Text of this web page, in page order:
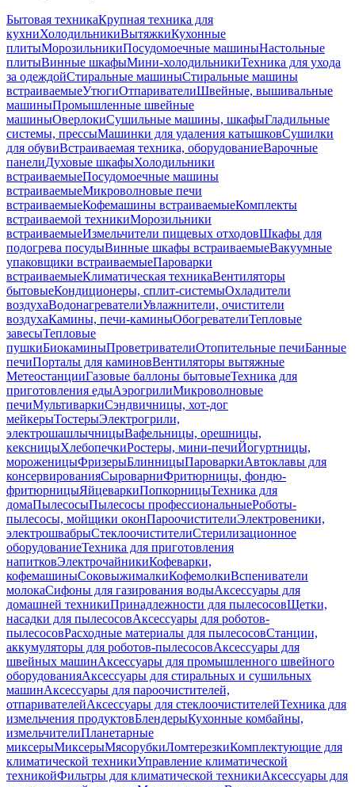
Бытовая техникаКрупная техника для
кухниХолодильникиВытяжкиКухонные
плитыМорозильникиПосудомоечные машиныНастольные
плитыВинные шкафыМини-холодильникиТехника для ухода
за одеждойСтиральные машиныСтиральные машины
встраиваемыеУтюгиОтпаривателиШвейные, вышивальные
машиныПромышленные швейные
машиныОверлокиСушильные машины, шкафыГладильные
системы, прессыМашинки для удаления катышковСушилки
для обувиВстраиваемая техника, оборудованиеВарочные
панелиДуховые шкафыХолодильники
встраиваемыеПосудомоечные машины
встраиваемыеМикроволновые печи
встраиваемыеКофемашины встраиваемыеКомплекты
встраиваемой техникиМорозильники
встраиваемыеИзмельчители пищевых отходовШкафы для
подогрева посудыВинные шкафы встраиваемыеВакуумные
упаковщики встраиваемыеПароварки
встраиваемыеКлиматическая техникаВентиляторы
бытовыеКондиционеры, сплит-системыОхладители
воздухаВодонагревателиУвлажнители, очистители
воздухаКамины, печи-каминыОбогревателиТепловые
завесыТепловые
пушкиБиокаминыПроветривателиОтопительные печиБанные
печиПорталы для каминовВентиляторы вытяжные
МетеостанцииГазовые баллоны бытовыеТехника для
приготовления едыАэрогрилиМикроволновые
печиМультиваркиСэндвичницы, хот-дог
мейкерыТостерыЭлектрогрили,
электрошашлычницыВафельницы, орешницы,
кексницыХлебопечкиРостеры, мини-печиЙогуртницы,
мороженицыФризерыБлинницыПароваркиАвтоклавы для
консервированияСыроварниФритюрницы, фондю-
фритюрницыЯйцеваркиПопкорницыТехника для
домаПылесосыПылесосы профессиональныеРоботы-
пылесосы, мойщики оконПароочистителиЭлектровеники,
электрошвабрыСтеклоочистителиСтерилизационное
оборудованиеТехника для приготовления
напитковЭлектрочайникиКофеварки,
кофемашиныСоковыжималкиКофемолкиВспениватели
молокаСифоны для газирования водыАксессуары для
домашней техникиПринадлежности для пылесосовЩетки,
насадки для пылесосовАксессуары для роботов-
пылесосовРасходные материалы для пылесосовСтанции,
аккумуляторы для роботов-пылесосовАксессуары для
швейных машинАксессуары для промышленного швейного
оборудованияАксессуары для стиральных и сушильных
машинАксессуары для пароочистителей,
отпаривателейАксессуары для стеклоочистителейТехника для
измельчения продуктовБлендерыКухонные комбайны,
измельчителиПланетарные
миксерыМиксерыМясорубкиЛомтерезкиКомплектующие для
климатической техникиУправление климатической
техникойФильтры для климатической техникиАксессуары для